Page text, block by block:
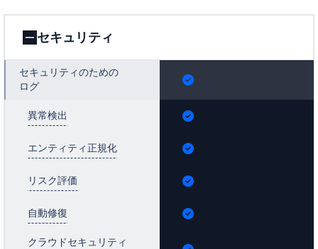
セキュリティ
セキュリティのための
ログ
異常検出
エンティティ正規化
リスク評価
自動修復
クラウドセキュリティ